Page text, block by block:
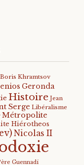
Boris Khramtsov
Geronda
Histoire Jean
Serge Libéralisme
Métropolite
Hiérotheos
Nicolas II
Guennadi